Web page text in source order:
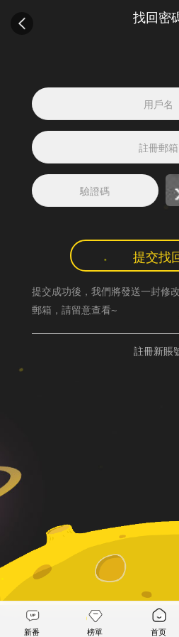
找回密
提交找
提交成功後，我們將發送一封修
郵箱，請留意查看~
註冊新賬
新番 榜單 首页